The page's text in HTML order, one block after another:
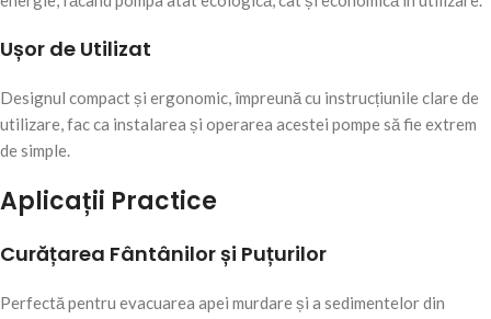
Ușor de Utilizat
Designul compact și ergonomic, împreună cu instrucțiunile clare de
utilizare, fac ca instalarea și operarea acestei pompe să fie extrem
de simple.
Aplicații Practice
Curățarea Fântânilor și Puțurilor
Perfectă pentru evacuarea apei murdare și a sedimentelor din